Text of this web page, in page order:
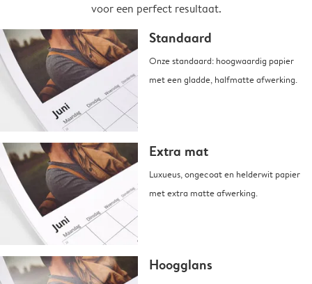
voor een perfect resultaat.
Standaard
Onze standaard: hoogwaardig papier
met een gladde, halfmatte afwerking.
Extra mat
Luxueus, ongecoat en helderwit papier
met extra matte afwerking.
Hoogglans